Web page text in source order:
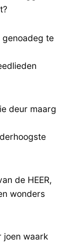
te
deur maarg
de HEER,
wonders
waark